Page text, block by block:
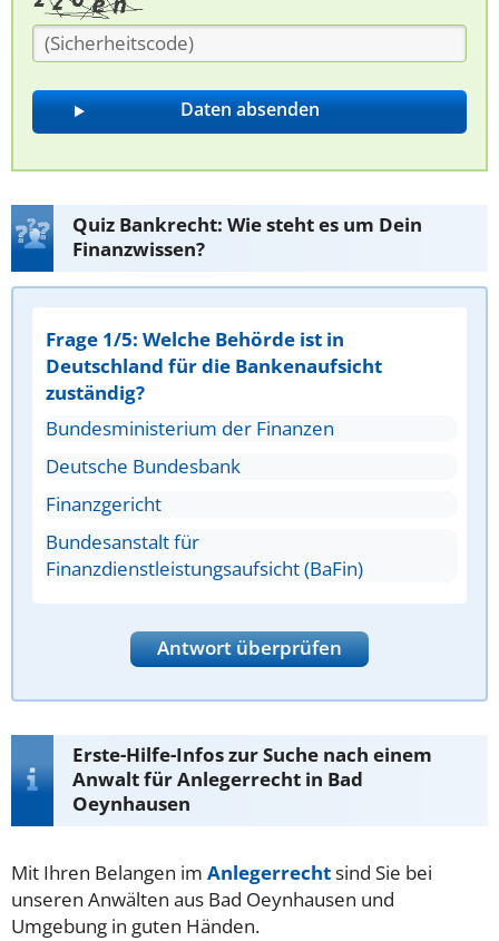
Quiz Bankrecht: Wie steht es um Dein
Finanzwissen?
Frage 1/5: Welche Behörde ist in
Deutschland für die Bankenaufsicht
zuständig?
Bundesministerium der Finanzen
Deutsche Bundesbank
Finanzgericht
Bundesanstalt für
Finanzdienstleistungsaufsicht (BaFin)
Antwort überprüfen
Erste-Hilfe-Infos zur Suche nach einem
Anwalt für Anlegerrecht in Bad
Oeynhausen
Mit Ihren Belangen im Anlegerrechtsind Sie bei
unseren Anwälten aus Bad Oeynhausen und
Umgebung in guten Händen.